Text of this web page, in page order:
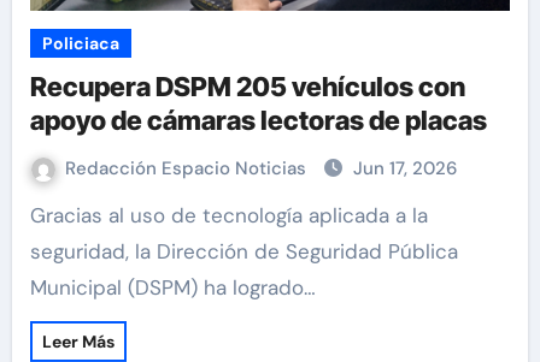
Policiaca
Recupera DSPM 205 vehículos con
apoyo de cámaras lectoras de placas
Redacción Espacio Noticias Jun 17, 2026
Gracias al uso de tecnología aplicada a la
seguridad, la Dirección de Seguridad Pública
Municipal (DSPM) ha logrado…
Leer Más